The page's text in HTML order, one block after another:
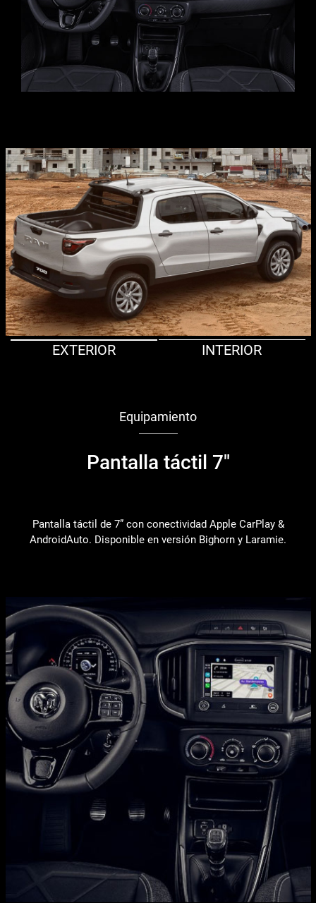
EXTERIOR INTERIOR
Equipamiento
Pantalla táctil 7"
Pantalla táctil de 7” con conectividad Apple CarPlay &
AndroidAuto. Disponible en versión Bighorn y Laramie.